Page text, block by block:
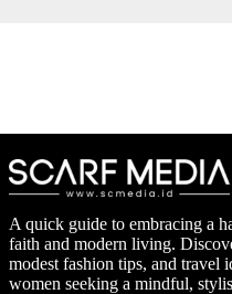
A quick guide to embracing a
faith and modern living.
modest fashion tips, and travel
women seeking a mindful,